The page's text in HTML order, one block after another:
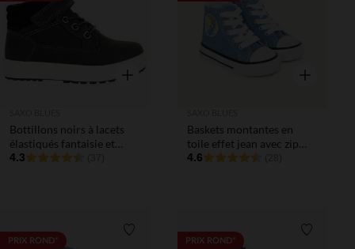
Aperçu rapide
Bottillons noirs à lacets
élastiqués fantaisie et
scratch garçon
4.3
Aperçu
Baskets montantes en
toile effet jean avec zip
pour bébé garçon
4.6
PRIX ROND* Liste de souhaits
PRIX ROND*